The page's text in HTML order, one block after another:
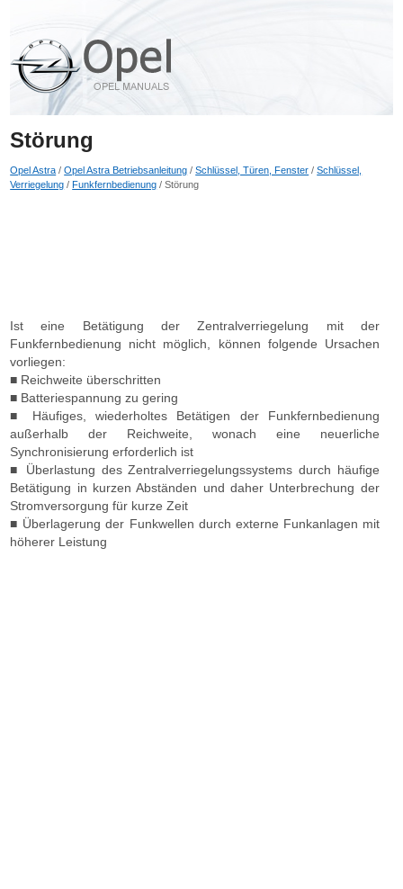
Störung
Opel Astra /Opel Astra Betriebsanleitung /Schlüssel, Türen, Fenster /Schlüssel,
Verriegelung /Funkfernbedienung / Störung
Ist eine Betätigung der Zentralverriegelung mit der
Funkfernbedienung nicht möglich, können folgende Ursachen
vorliegen:
■ Reichweite überschritten
■ Batteriespannung zu gering
■ Häufiges, wiederholtes Betätigen der Funkfernbedienung
außerhalb der Reichweite, wonach eine neuerliche
Synchronisierung erforderlich ist
■ Überlastung des Zentralverriegelungssystems durch häufige
Betätigung in kurzen Abständen und daher Unterbrechung der
Stromversorgung für kurze Zeit
■ Überlagerung der Funkwellen durch externe Funkanlagen mit
höherer Leistung